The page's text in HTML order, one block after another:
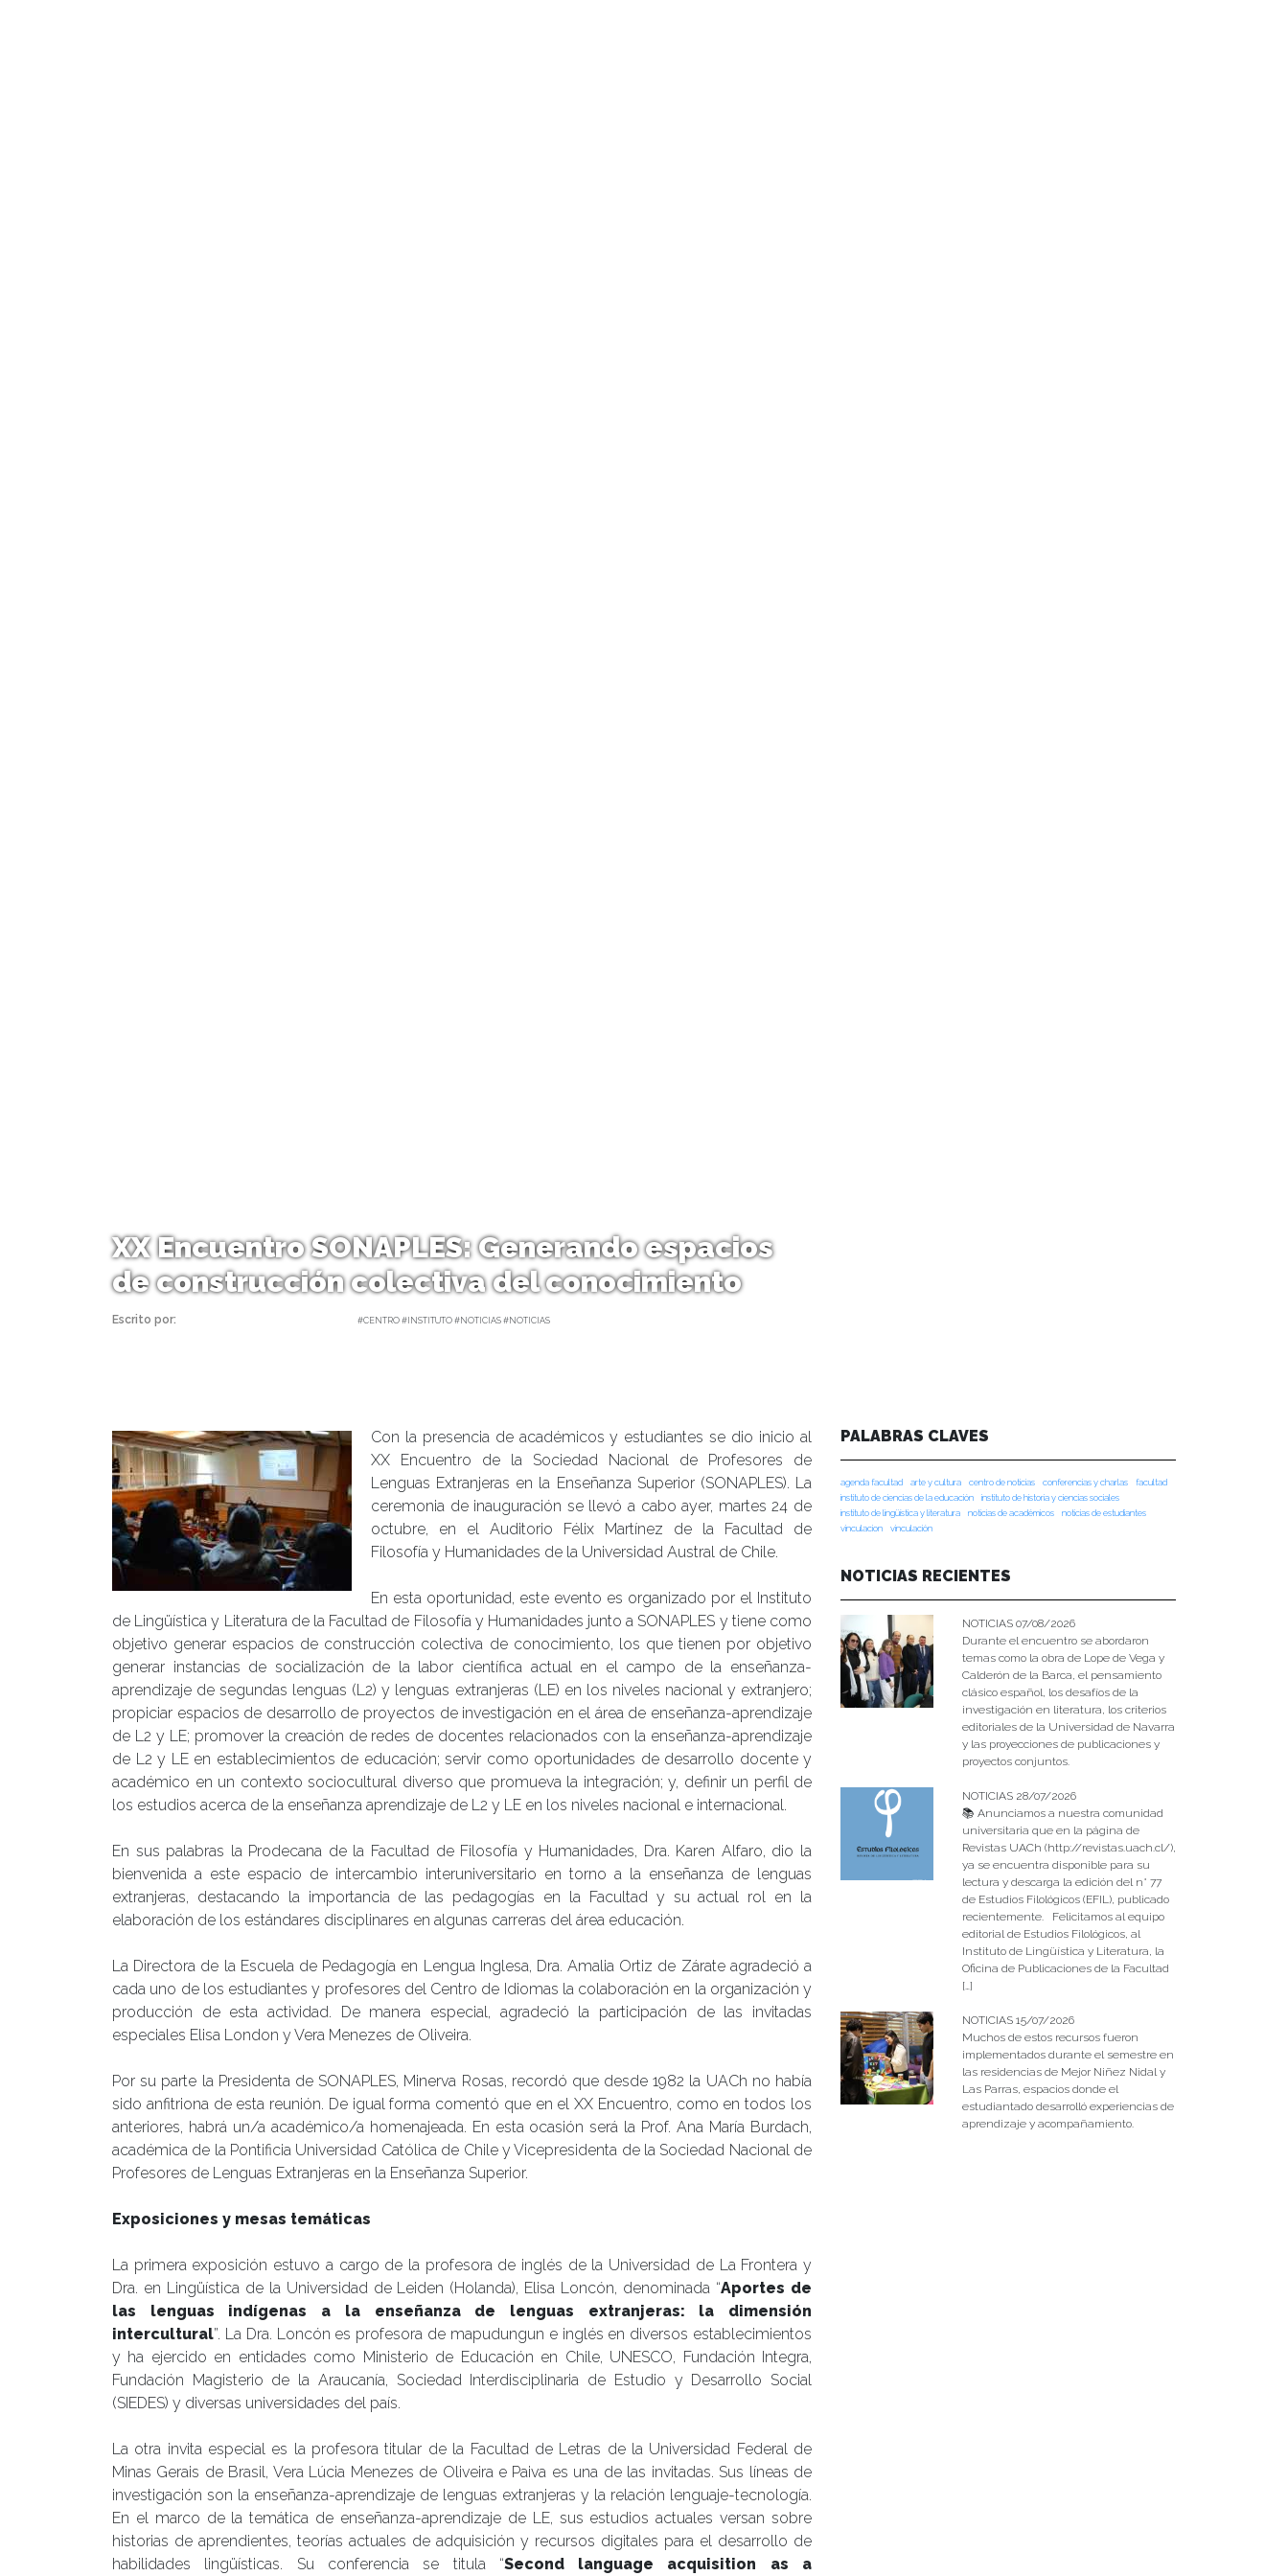
XX Encuentro SONAPLES: Generando espacios
de construcción colectiva del conocimiento
Escrito por: #CENTRO #INSTITUTO #NOTICIAS #NOTICIAS
Con la presencia de académicos y estudiantes se dio inicio al
XX Encuentro de la Sociedad Nacional de Profesores de
Lenguas Extranjeras en la Enseñanza Superior (SONAPLES). La
ceremonia de inauguración se llevó a cabo ayer, martes 24 de
octubre, en el Auditorio Félix Martínez de la Facultad de
Filosofía y Humanidades de la Universidad Austral de Chile.
En esta oportunidad, este evento es organizado por el Instituto
de Lingüística y Literatura de la Facultad de Filosofía y Humanidades junto a SONAPLES y tiene como
objetivo generar espacios de construcción colectiva de conocimiento, los que tienen por objetivo
generar instancias de socialización de la labor científica actual en el campo de la enseñanza-
aprendizaje de segundas lenguas (L2) y lenguas extranjeras (LE) en los niveles nacional y extranjero;
propiciar espacios de desarrollo de proyectos de investigación en el área de enseñanza-aprendizaje
de L2 y LE; promover la creación de redes de docentes relacionados con la enseñanza-aprendizaje
de L2 y LE en establecimientos de educación; servir como oportunidades de desarrollo docente y
académico en un contexto sociocultural diverso que promueva la integración; y, definir un perfil de
los estudios acerca de la enseñanza aprendizaje de L2 y LE en los niveles nacional e internacional.
En sus palabras la Prodecana de la Facultad de Filosofía y Humanidades, Dra. Karen Alfaro, dio la
bienvenida a este espacio de intercambio interuniversitario en torno a la enseñanza de lenguas
extranjeras, destacando la importancia de las pedagogías en la Facultad y su actual rol en la
elaboración de los estándares disciplinares en algunas carreras del área educación.
La Directora de la Escuela de Pedagogía en Lengua Inglesa, Dra. Amalia Ortiz de Zárate agradeció a
cada uno de los estudiantes y profesores del Centro de Idiomas la colaboración en la organización y
producción de esta actividad. De manera especial, agradeció la participación de las invitadas
especiales Elisa London y Vera Menezes de Oliveira.
Por su parte la Presidenta de SONAPLES, Minerva Rosas, recordó que desde 1982 la UACh no había
sido anfitriona de esta reunión. De igual forma comentó que en el XX Encuentro, como en todos los
anteriores, habrá un/a académico/a homenajeada. En esta ocasión será la Prof. Ana María Burdach,
académica de la Pontificia Universidad Católica de Chile y Vicepresidenta de la Sociedad Nacional de
Profesores de Lenguas Extranjeras en la Enseñanza Superior.
Exposiciones y mesas temáticas
La primera exposición estuvo a cargo de la profesora de inglés de la Universidad de La Frontera y
Dra. en Lingüística de la Universidad de Leiden (Holanda), Elisa Loncón, denominada “Aportes de
las lenguas indígenas a la enseñanza de lenguas extranjeras: la dimensión
intercultural”. La Dra. Loncón es profesora de mapudungun e inglés en diversos establecimientos
y ha ejercido en entidades como Ministerio de Educación en Chile, UNESCO, Fundación Integra,
Fundación Magisterio de la Araucanía, Sociedad Interdisciplinaria de Estudio y Desarrollo Social
(SIEDES) y diversas universidades del país.
La otra invita especial es la profesora titular de la Facultad de Letras de la Universidad Federal de
Minas Gerais de Brasil, Vera Lúcia Menezes de Oliveira e Paiva es una de las invitadas. Sus líneas de
investigación son la enseñanza-aprendizaje de lenguas extranjeras y la relación lenguaje-tecnología.
En el marco de la temática de enseñanza-aprendizaje de LE, sus estudios actuales versan sobre
historias de aprendientes, teorías actuales de adquisición y recursos digitales para el desarrollo de
habilidades lingüísticas. Su conferencia se titula “Second language acquisition as a
PALABRAS CLAVES
agenda facultad arte y cultura centro de noticias conferencias y charlas
facultad
instituto de ciencias de la educación
instituto de historia y ciencias sociales
instituto de lingüística y literatura
noticias de académicos
noticias de estudiantes
vinculacion
vinculación
NOTICIAS RECIENTES
NOTICIAS 07/08/2026
Durante el encuentro se abordaron
temas como la obra de Lope de Vega y
Calderón de la Barca, el pensamiento
clásico español, los desafíos de la
investigación en literatura, los criterios
editoriales de la Universidad de Navarra
y las proyecciones de publicaciones y
proyectos conjuntos.
NOTICIAS 28/07/2026
📚 Anunciamos a nuestra comunidad
universitaria que en la página de
Revistas UACh (http://revistas.uach.cl/),
ya se encuentra disponible para su
lectura y descarga la edición del n° 77
de Estudios Filológicos (EFIL), publicado
recientemente. Felicitamos al equipo
editorial de Estudios Filológicos, al
Instituto de Lingüística y Literatura, la
Oficina de Publicaciones de la Facultad
[…]
NOTICIAS 15/07/2026
Muchos de estos recursos fueron
implementados durante el semestre en
las residencias de Mejor Niñez Nidal y
Las Parras, espacios donde el
estudiantado desarrolló experiencias de
aprendizaje y acompañamiento.